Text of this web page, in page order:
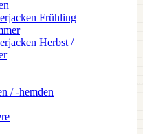
Frühling
Herbst /
/ -hemden